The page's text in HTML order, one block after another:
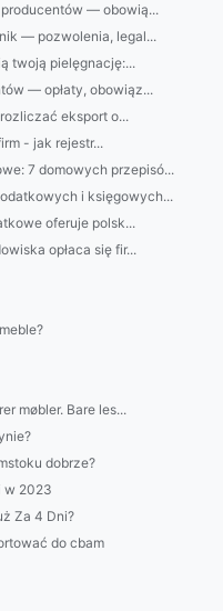
producentów — obowią...
— pozwolenia, legal...
twoją pielęgnację:...
— opłaty, obowiąz...
eksport o...
- jak rejestr...
7 domowych przepisó...
i księgowych...
oferuje polsk...
opłaca się fir...
møbler. Bare les...
dobrze?
w 2023
Za 4 Dni?
do cbam